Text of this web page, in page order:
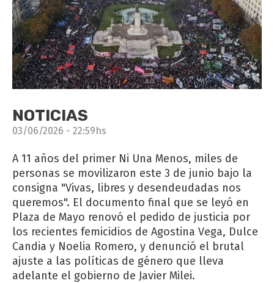
NOTICIAS
03/06/2026 - 22:59hs
A 11 años del primer Ni Una Menos, miles de
personas se movilizaron este 3 de junio bajo la
consigna "Vivas, libres y desendeudadas nos
queremos". El documento final que se leyó en
Plaza de Mayo renovó el pedido de justicia por
los recientes femicidios de Agostina Vega, Dulce
Candia y Noelia Romero, y denunció el brutal
ajuste a las políticas de género que lleva
adelante el gobierno de Javier Milei.